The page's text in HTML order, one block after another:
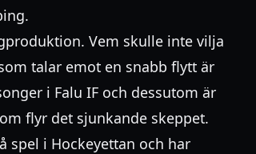
Vem skulle inte vilja
talar emot en snabb flytt är
i Falu IF och dessutom är
flyr det sjunkande skeppet.
spel i Hockeyettan och har